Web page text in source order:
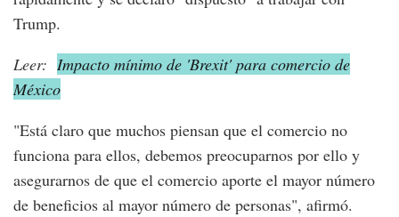
Trump.
Leer: Impacto mínimo de 'Brexit' para comercio de
México
"Está claro que muchos piensan que el comercio no
funciona para ellos, debemos preocuparnos por ello y
asegurarnos de que el comercio aporte el mayor número
de beneficios al mayor número de personas", afirmó.